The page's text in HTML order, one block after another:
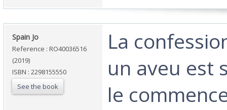
‎Spain Jo‎
Reference : RO40036516
(2019)
ISBN : 2298155550
See the book
‎La
un aveu est
le